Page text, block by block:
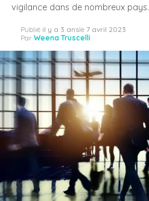
vigilance dans de nombreux pays.
Publié il y a 3 ansle 7 avril 2023
Par Weena Truscelli